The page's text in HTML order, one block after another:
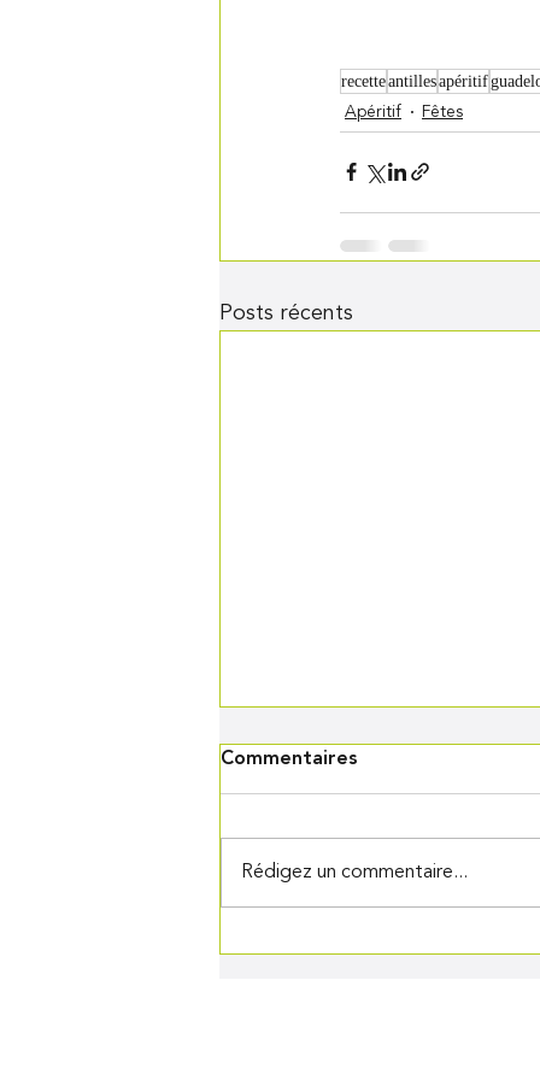
recetteantillesapéritif
Apéritif Fêtes
Posts récents
Commentaires
Rédigez un commentaire...